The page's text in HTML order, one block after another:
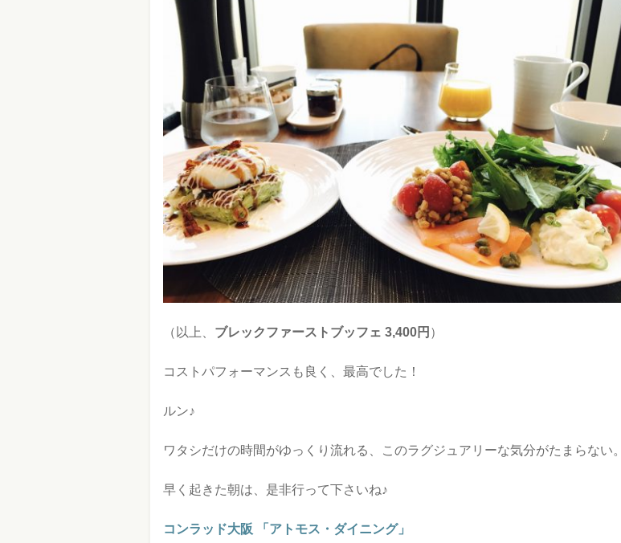
（以上、 ブレックファーストブッフェ 3,400円 ）
コストパフォーマンスも良く、最高でした！
ルン♪
ワタシだけの時間がゆっくり流れる、このラグジュアリーな気分がたまらない。
早く起きた朝は、是非行って下さいね♪
コンラッド大阪 「アトモス・ダイニング」